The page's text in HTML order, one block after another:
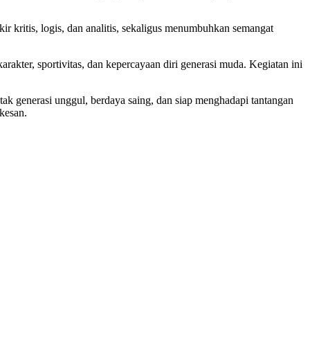
kritis, logis, dan analitis, sekaligus menumbuhkan semangat
sportivitas, dan kepercayaan diri generasi muda. Kegiatan ini
generasi unggul, berdaya saing, dan siap menghadapi tantangan